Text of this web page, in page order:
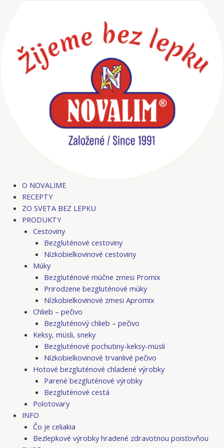
O NOVALIME
RECEPTY
ZO SVETA BEZ LEPKU
PRODUKTY
Cestoviny
Bezgluténové cestoviny
Nízkobielkovinové cestoviny
Múky
Bezgluténové múčne zmesi Promix
Prirodzene bezgluténové múky
Nízkobielkovinové zmesi Apromix
Chlieb – pečivo
Bezgluténový chlieb – pečivo
Keksy, müsli, sneky
Bezgluténové pochutiny-keksy-müsli
Nízkobielkovinové trvanlivé pečivo
Hotové bezgluténové chladené výrobky
Parené bezgluténové výrobky
Bezgluténové cestá
Polotovary
INFO
Čo je celiakia
Bezlepkové výrobky hradené zdravotnou poisťovňou